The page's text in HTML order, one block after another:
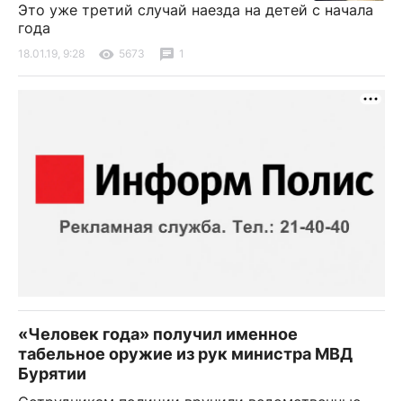
Это уже третий случай наезда на детей с начала
года
18.01.19, 9:28 5673 1
«Человек года» получил именное
табельное оружие из рук министра МВД
Бурятии